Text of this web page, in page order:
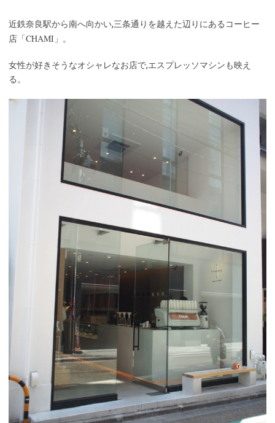
近鉄奈良駅から南へ向かい,三条通りを越えた辺りにあるコーヒー
店「CHAMI 」。
女性が好きそうなオシャレなお店で,エスプレッソマシンも映え
る。